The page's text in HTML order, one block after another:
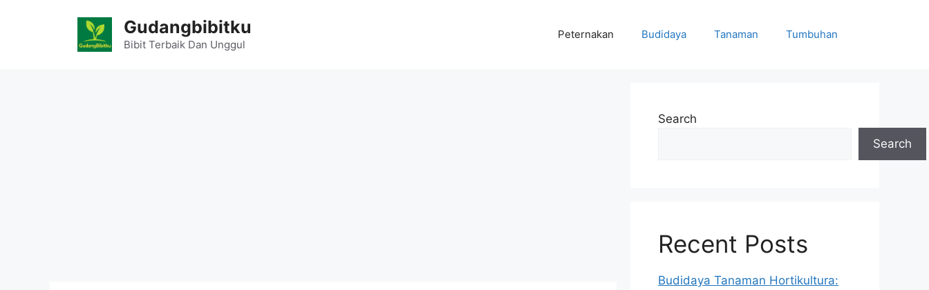
Gudangbibitku
Bibit Terbaik Dan Unggul
Peternakan Budidaya Tanaman Tumbuhan
Search
Search
Recent Posts
Budidaya Tanaman Hortikultura: